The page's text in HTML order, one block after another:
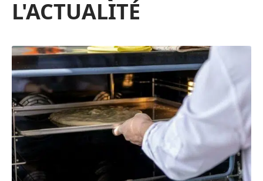
L'ACTUALITÉ